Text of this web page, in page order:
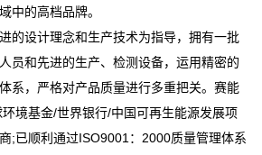
中的高档品牌。
的设计理念和生产技术为指导，拥有一批
员和先进的生产、检测设备，运用精密的
系，严格对产品质量进行多重把关。赛能
境基金/世界银行/中国可再生能源发展项
;已顺利通过ISO9001：2000质量管理体系